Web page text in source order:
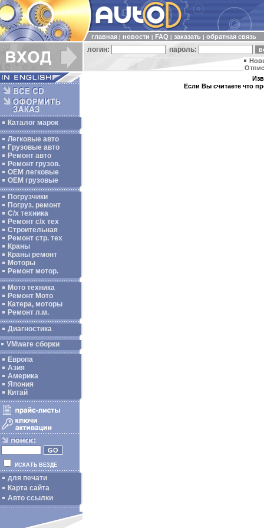
главная новости FAQ заказать обратная связь
логин: пароль:
Каталог марок
Легковые авто
Грузовые авто
Ремонт авто
Ремонт грузов.
ОЕМ легковые
OEM грузовые
Погрузчики
Погруз. ремонт
С/х техника
Ремонт с/х тех
Строительная
Ремонт стр. тех
Краны
Краны ремонт
Моторы
Ремонт мотор.
Мото техника
Ремонт Мото
Катера, моторы
Ремонт л.м.
Диагностика
VMware сборки
Европа
Азия
Америка
Япония
Китай
ИСКАТЬ ВЕЗДЕ
для печати
Карта сайта
Авто ссылки
Если Вы считаете что